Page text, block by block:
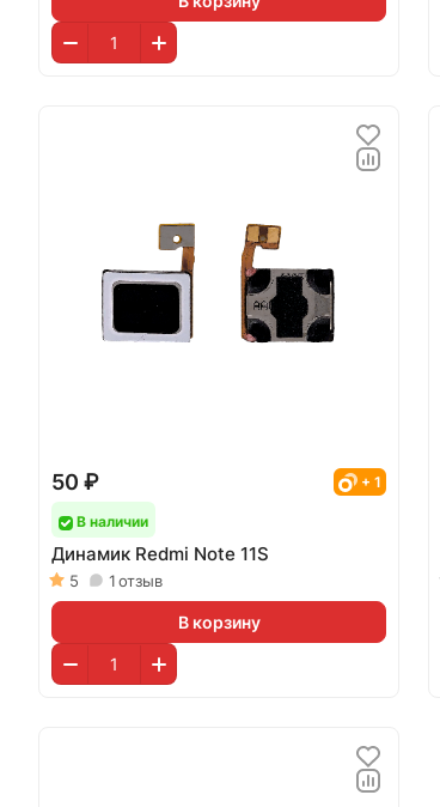
50 ₽ + 1
В наличии
Динамик Redmi Note 11S
5 1отзыв
В корзину